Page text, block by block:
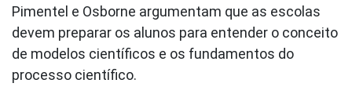
Pimentel e Osborne argumentam que as escolas
devem preparar os alunos para entender o conceito
de modelos científicos e os fundamentos do
processo científico.